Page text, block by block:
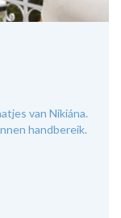
van Nikiána.
handbereik.